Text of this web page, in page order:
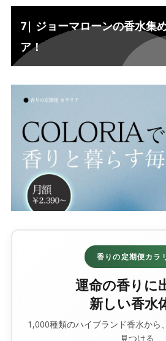
7| ジョーマローンの香水集
ア！
香りの定期便カラ
運命の香りに
新しい香水
1,000種類のハイブランド香水から
見つける